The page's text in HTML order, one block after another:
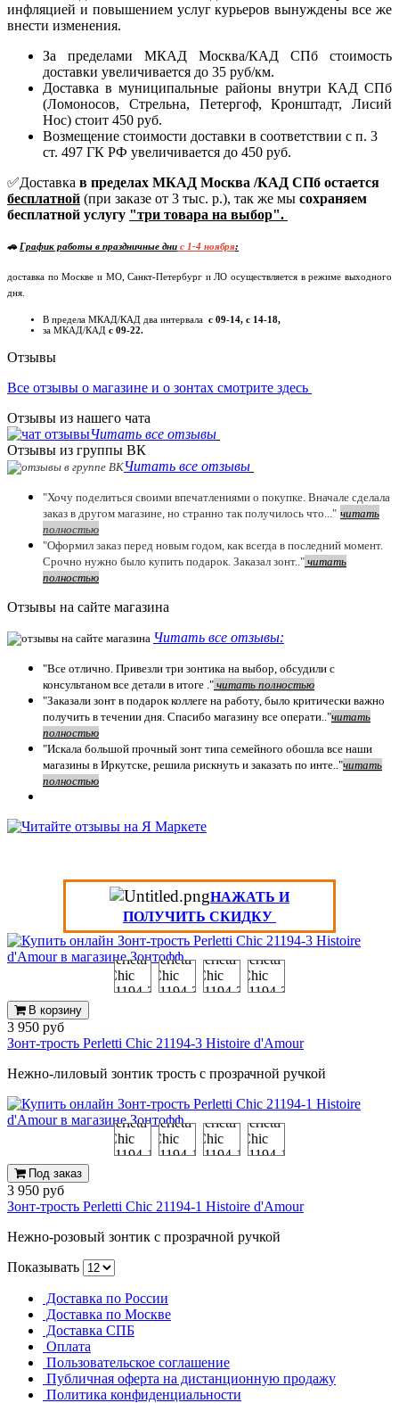
инфляцией и повышением услуг курьеров вынуждены все же
внести изменения.
За пределами МКАД Москва/КАД СПб стоимость
доставки увеличивается до 35 руб/км.
Доставка в муниципальные районы внутри КАД СПб
(Ломоносов, Стрельна, Петергоф, Кронштадт, Лисий
Нос) стоит 450 руб.
Возмещение стоимости доставки в соответствии с п. 3
ст. 497 ГК РФ увеличивается до 450 руб.
✅Доставка в пределах МКАД Москва /КАД СПб остается
бесплатной (при заказе от 3 тыс. р.), так же мы сохраняем
бесплатной услугу "три товара на выбор".
🚗 График работы в праздничные дни c 1-4 ноября:
доставка по Москве и МО, Санкт-Петербург и ЛО осуществляется в режиме выходного
дня.
В предела МКАД/КАД два интервала с 09-14, с 14-18,
за МКАД/КАД с 09-22.
Отзывы
Все отзывы о магазине и о зонтах смотрите здесь
Отзывы из нашего чата
Читать все отзывы
Отзывы из группы ВК
Читать все отзывы
"Хочу поделиться своими впечатлениями о покупке. Вначале сделала
заказ в другом магазине, но странно так получилось что..." читать
полностью
"Оформил заказ перед новым годом, как всегда в последний момент.
Срочно нужно было купить подарок. Заказал зонт.." читать
полностью
Отзывы на сайте магазина
Читать все отзывы:
"Все отлично. Привезли три зонтика на выбор, обсудили с
консультаном все детали в итоге ." читать полностью
"Заказали зонт в подарок коллеге на работу, было критически важно
получить в течении дня. Спасибо магазину все операти.."читать
полностью
"Искала большой прочный зонт типа семейного обошла все наши
магазины в Иркутске, решила рискнуть и заказать по инте.."читать
полностью
НАЖАТЬ И
ПОЛУЧИТЬ СКИДКУ
В корзину
3 950 руб
Зонт-трость Perletti Chic 21194-3 Histoire d'Amour
Нежно-лиловый зонтик трость с прозрачной ручкой
Под заказ
3 950 руб
Зонт-трость Perletti Chic 21194-1 Histoire d'Amour
Нежно-розовый зонтик с прозрачной ручкой
Показывать
Доставка по России
Доставка по Москве
Доставка СПБ
Оплата
Пользовательское соглашение
Публичная оферта на дистанционную продажу
Политика конфиденциальности